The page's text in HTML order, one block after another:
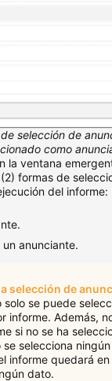
selección de
como
la ventana
formas de
del informe:
anunciante.
selección de
solo se puede
informe. Además,
si no se ha
se selecciona
informe quedará
dato.